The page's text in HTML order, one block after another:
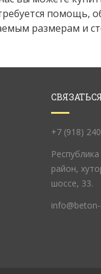
помощь,
размерам и
+7 (918)
район,
шоссе, 33.